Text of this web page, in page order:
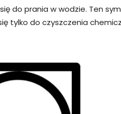
do prania w wodzie. Ten
tylko do czyszczenia